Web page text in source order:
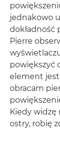
jednakowo
dokładność
Pierre
powiększyć
element jest
obracam
Kiedy widzę
ostry, robię